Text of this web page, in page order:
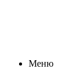
Меню